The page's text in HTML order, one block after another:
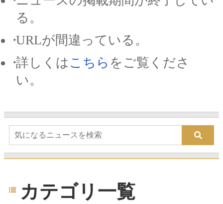
る。
URLが間違っている。
詳しくは こちら をご覧くださ
い。
カテゴリ一覧